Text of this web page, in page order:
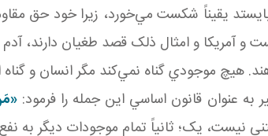
يقيناً شکست مي‌خورد، زيرا خود حق
و آمريکا و امثال ذلک قصد طغيان دارند،
هيچ موجودي گناه نمي‌کند مگر انسان و
عنوان قانون اساسي اين جمله را فرمود:
نيست، يک؛ ثانياً تمام موجودات ديگر به